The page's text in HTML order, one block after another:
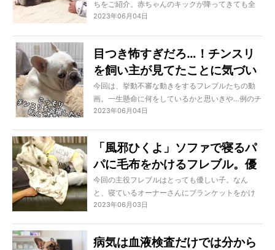
ちをご紹介。赤ちゃんのキックが降ってきても全
く動こうとしないのです。健気な姿に心が癒され
2023年06月04日
目つき怖すぎだろ…！チンスリ
を飼い主が見てたことに気づい
た瞬間のフレブル【動画】
今回は、挙動不審な動きをするフレブルたちの動
画。一生懸命に何をしているかと思いきや…例のチ
ンスリ！ 撮影してたらバレて睨まれました…。
2023年06月04日
「風邪ひくよ」ソファで寝るパ
パに毛布をかけるフレブル。優
しさに心が感動！【動画】
今回の主役フレブルはとっても優しい子。なん
と、寝ているオーナーさんにブランケットをかけ
てあげたのです。体が冷えて風邪をひくかも…と心
2023年06月03日
病気は血液検査だけでは分から